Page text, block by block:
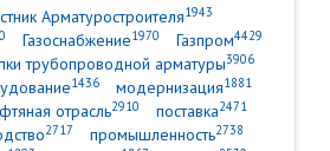
Арматуростроителя1943
Газоснабжение1970 Газпром4429
трубопроводной арматуры3906
1436 модернизация1881
отрасль2910 поставка2471
2717 промышленность2738